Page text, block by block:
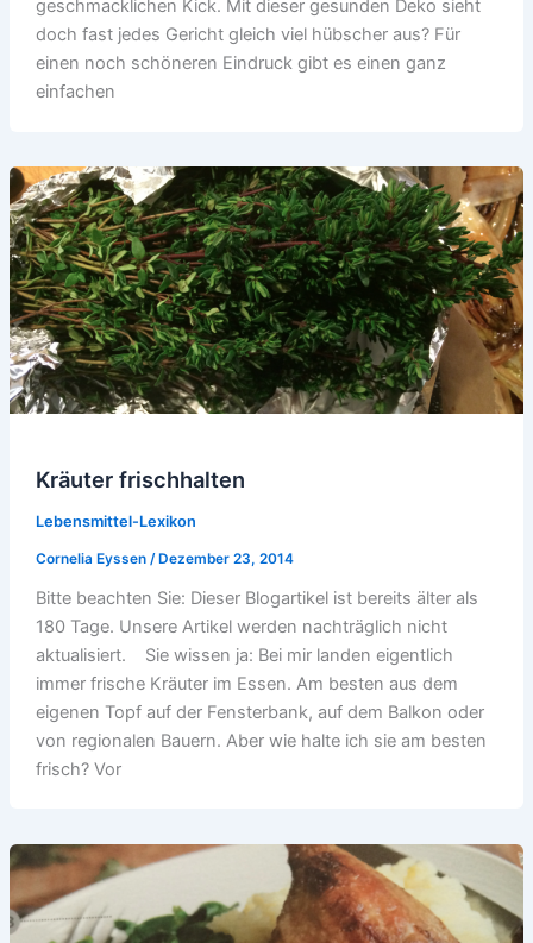
geschmacklichen Kick. Mit dieser gesunden Deko sieht
doch fast jedes Gericht gleich viel hübscher aus? Für
einen noch schöneren Eindruck gibt es einen ganz
einfachen
Kräuter frischhalten
Lebensmittel-Lexikon
Cornelia Eyssen /Dezember 23, 2014
Bitte beachten Sie: Dieser Blogartikel ist bereits älter als
180 Tage. Unsere Artikel werden nachträglich nicht
aktualisiert. Sie wissen ja: Bei mir landen eigentlich
immer frische Kräuter im Essen. Am besten aus dem
eigenen Topf auf der Fensterbank, auf dem Balkon oder
von regionalen Bauern. Aber wie halte ich sie am besten
frisch? Vor